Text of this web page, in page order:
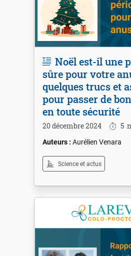
Noël est-il une
sûre pour votre
quelques trucs et
pour passer de
en toute sécurité
20 décembre 2024 5
Aurélien Venara
Science et actus